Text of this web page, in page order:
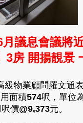
月議息會議將
3房 開揚靚
級物業顧問羅文通
面積574呎， 單位
價@9,373元。